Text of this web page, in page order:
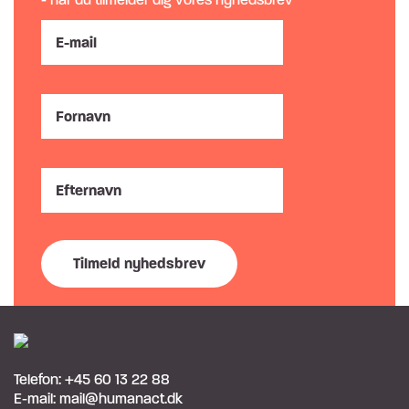
Telefon: +45 60 13 22 88
E-mail: mail@humanact.dk